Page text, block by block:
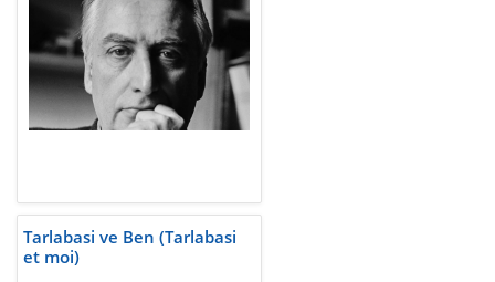
Tarlabasi ve Ben (Tarlabasi
et moi)